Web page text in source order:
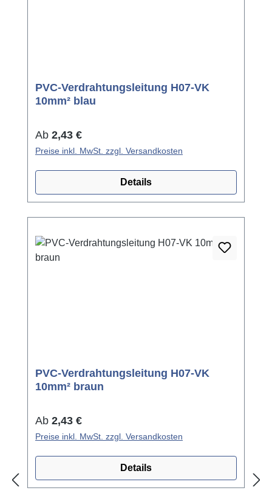
PVC-Verdrahtungsleitung H07-VK
10mm² blau
Regulärer Preis:
Ab 2,43 €
Preise inkl. MwSt. zzgl. Versandkosten
Details
PVC-Verdrahtungsleitung H07-VK
10mm² braun
Regulärer Preis:
Ab 2,43 €
Preise inkl. MwSt. zzgl. Versandkosten
Details